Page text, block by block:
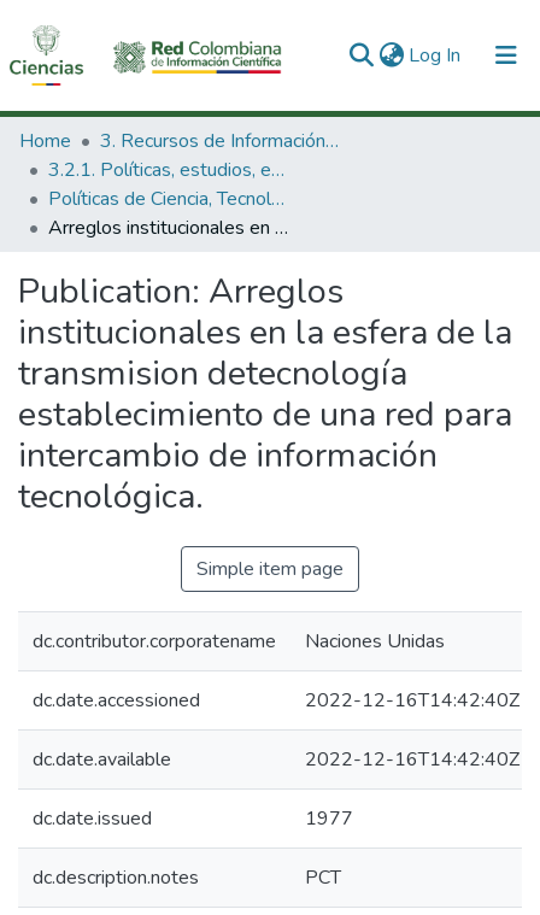
Log In (current)
Communities & Collections
All of DSpace
Statistics
Home
3. Recursos de Información Científica y Tecnológica
3.2.1. Políticas, estudios, evaluaciones e indicadores de CTeI
Políticas de Ciencia, Tecnología e Innovación
Arreglos institucionales en la esfera de la transmision detecnología establecimiento de una red para intercambio de información tecnológica.
Publication: Arreglos
institucionales en la esfera de la
transmision detecnología
establecimiento de una red para
intercambio de información
tecnológica.
Simple item page
dc.contributor.corporatename Naciones Unidas
dc.date.accessioned 2022-12-16T14:42:40Z
dc.date.available 2022-12-16T14:42:40Z
dc.date.issued 1977
dc.description.notes PCT